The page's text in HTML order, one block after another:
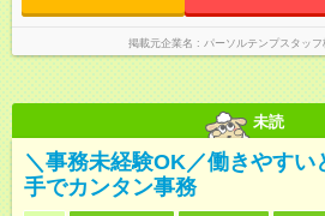
掲載元企業名 パーソルテンプスタッ
未読
＼事務未経験OK／働きやすい
手でカンタン事務